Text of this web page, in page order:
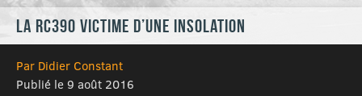
La RC390 victime d’une insolation
Par Didier Constant
Publié le 9 août 2016